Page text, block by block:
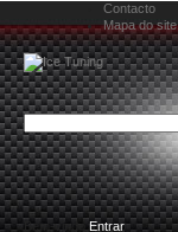
Contacto
Mapa do site
Bem-vindoEntrar